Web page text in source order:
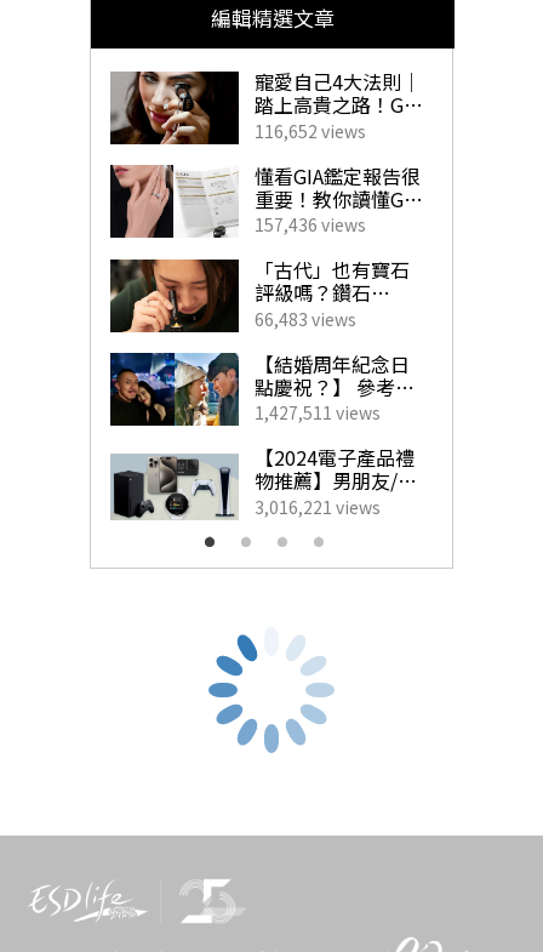
打扮互相輝映，展現不同的美態，為各位提供最閃耀的聖
誕禮物靈感。
層，聯同星級嘉賓張曦雯及2024年度香港小姐，一同為活
Kelly演繹如鑽石般閃耀的「冰‧鑽光影金」黃金首飾。
編輯精選文章
寵愛自己4大法則｜
踏上高貴之路！GIA
珠寶鑽飾必備指南
116,652 views
懂看GIA鑑定報告很
重要！教你讀懂GIA
4C外的重要訊息！
揀珠寶商如挑對醫
生 挑選心儀寶石不
求人！
157,436 views
「古代」也有寶石
評級嗎？鑽石
「4C」是如何創
立？一文帶你了解
GIA對鑽石鑑定的影
響力！
66,483 views
【結婚周年紀念日
點慶祝？】 參考男
藝人甜蜜慶祝點子
為另一半製造驚
喜！
1,427,511 views
【2024電子產品禮
物推薦】男朋友/老
公最想收到的實用
生日禮物
3,016,221 views